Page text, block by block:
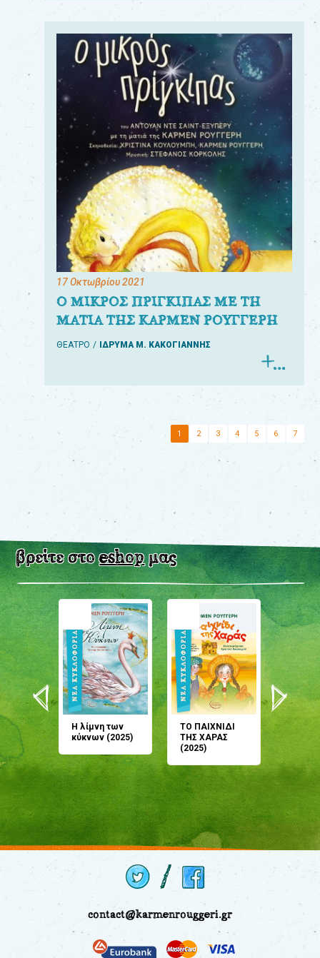
17 Οκτωβρίου 2021
Ο ΜΙΚΡΟΣ ΠΡΙΓΚΙΠΑΣ ΜΕ ΤΗ
ΜΑΤΙΑ ΤΗΣ ΚΑΡΜΕΝ ΡΟΥΓΓΕΡΗ
ΘΕΑΤΡΟ ΙΔΡΥΜΑ Μ. ΚΑΚΟΓΙΑΝΝΗΣ
1 2 3 4 5 6 7
βρείτε στοeshopμας
Η λίμνη των
κύκνων (2025)
ΤΟ ΠΑΙΧΝΙΔΙ
ΤΗΣ ΧΑΡΑΣ
(2025)
μου;
(2024)
contact@karmenrouggeri.gr